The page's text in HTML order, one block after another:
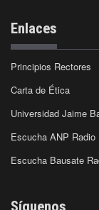
Enlaces
Principios Rectores
Carta de Ética
Universidad Jaime
Escucha ANP Radio
Escucha Bausate
Síguenos